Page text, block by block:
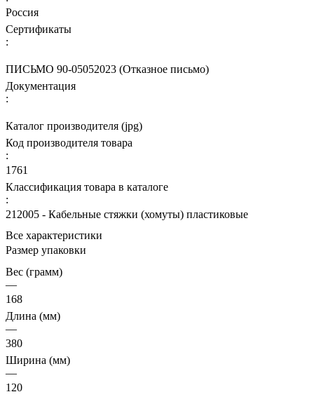
Россия
Сертификаты
:
ПИСЬМО 90-05052023 (Отказное письмо)
Документация
:
Каталог производителя (jpg)
Код производителя товара
:
1761
Классификация товара в каталоге
:
212005 - Кабельные стяжки (хомуты) пластиковые
Все характеристики
Размер упаковки
Вес (грамм)
—
168
Длина (мм)
—
380
Ширина (мм)
—
120